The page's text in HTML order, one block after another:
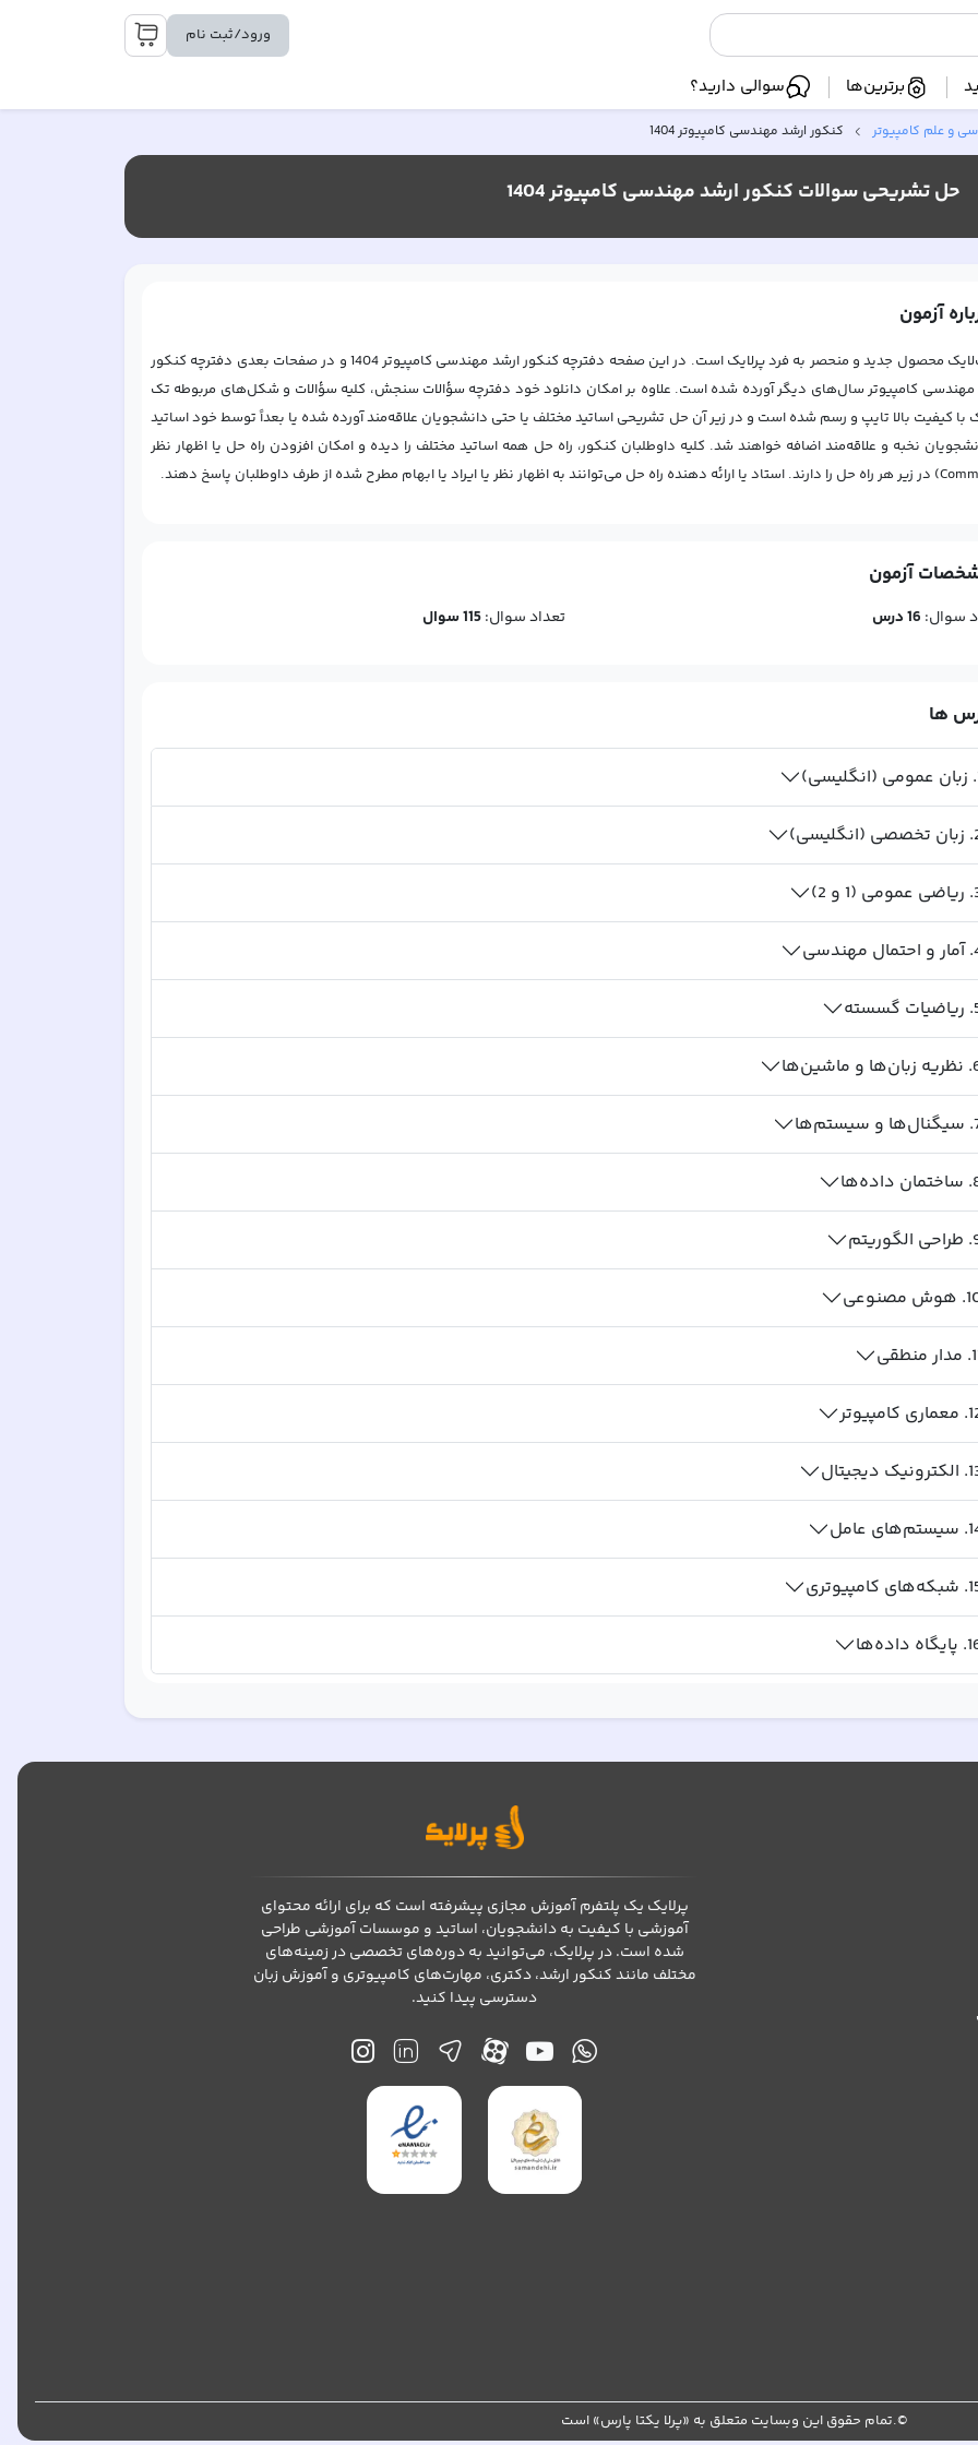
ورود/ثبت نام
برترین‌ها سوالی دارید؟
و علم کامپیوتر کنکور ارشد مهندسی کامپیوتر 1404
حل تشریحی سوالات کنکور ارشد مهندسی کامپیوتر 1404
آزمون
آزمون
سوال: 16درس تعداد سوال:115سوال
ها
. زبان عمومی (انگلیسی)
. زبان تخصصی (انگلیسی)
. ریاضی عمومی (1 و 2)
.آمار و احتمال مهندسی
. ریاضیات گسسته
. نظریه زبان‌ها و ماشین‌ها
. سیگنال‌ها و سیستم‌ها
. ساختمان داده‌ها
. طراحی الگوریتم
. هوش مصنوعی
. مدار منطقی
. معماری کامپیوتر
. الکترونیک دیجیتال
. سیستم‌های عامل
. شبکه‌های کامپیوتری
. پایگاه داده‌ها
پرلایک یک پلتفرم آموزش مجازی پیشرفته است که برای ارائه محتوای
آموزشی با کیفیت به دانشجویان، اساتید و موسسات آموزشی طراحی
شده است. در پرلایک، می‌توانید به دوره‌های تخصصی در زمینه‌های
مختلف مانند کنکور ارشد، دکتری، مهارت‌های کامپیوتری و آموزش زبان
دسترسی پیدا کنید.
تمام حقوق این وبسایت متعلق به «پرلا یکتا پارس » است.©